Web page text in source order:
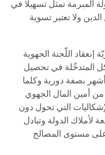
المبرمة تمثل تسهيلا في
ولا تعتبر تسوية
اللّجنة الجهوية
المتدخّلة في تحصيل
بصفة دورية وكلما
أمين المال الجهوي
التي تحول دون
لأملاك الدولة وتبادل
مستوى المصالح